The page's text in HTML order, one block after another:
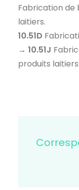
Fabrication de
laitiers.
10.51D
→ 10.51J
produits laitiers.